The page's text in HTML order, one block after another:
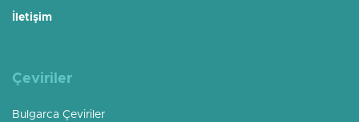
İletişim
Çeviriler
Bulgarca Çeviriler